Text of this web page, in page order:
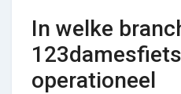
In welke
operationeel